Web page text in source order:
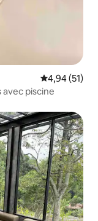
Évaluation
4,94 (51)
avec piscine